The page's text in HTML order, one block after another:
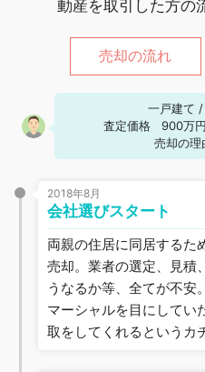
動産を取引した方の
売却の流れ
一戸建て /
査定価格
900万円
売却の理
2018年8月
会社選びスタート
両親の住居に同居するた
売却。業者の選定、見積
うなるか等、全てが不安
マーシャルを目にしてい
取をしてくれるというカ